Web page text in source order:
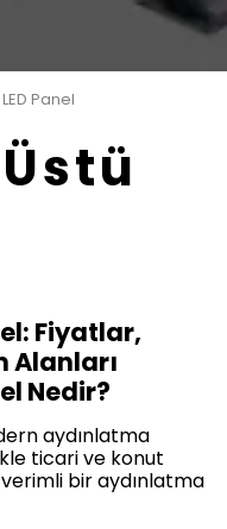
Panel
Fiyatlar,
Alanları
Nedir?
aydınlatma
ticari ve konut
bir aydınlatma